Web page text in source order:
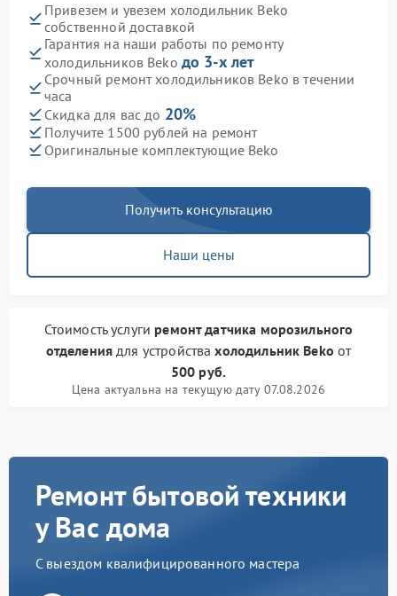
Привезем и увезем холодильник Beko
собственной доставкой
Гарантия на наши работы по ремонту
холодильников Beko до 3-х лет
Срочный ремонт холодильников Beko в течении
часа
Скидка для вас до 20%
Получите 1500 рублей на ремонт
Оригинальные комплектующие Beko
Получить консультацию
Наши цены
Стоимость услуги ремонт датчика морозильного
отделения для устройствахолодильник Beko от
500 руб.
Цена актуальна на текущую дату 07.08.2026
Ремонт бытовой техники
у Вас дома
С выездом квалифицированного мастера